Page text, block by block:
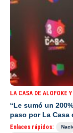
LA CASA DE ALOFOKE
“Le sumó un
paso por La Casa
Enlaces rápidos: